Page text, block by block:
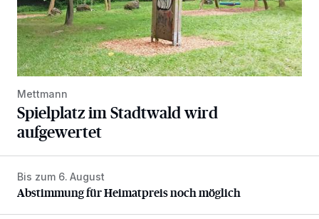
Mettmann
Spielplatz im Stadtwald wird
aufgewertet
Abstimmung für Heimatpreis noch möglich
Bis zum 6. August
Abstimmung für Heimatpreis noch möglich